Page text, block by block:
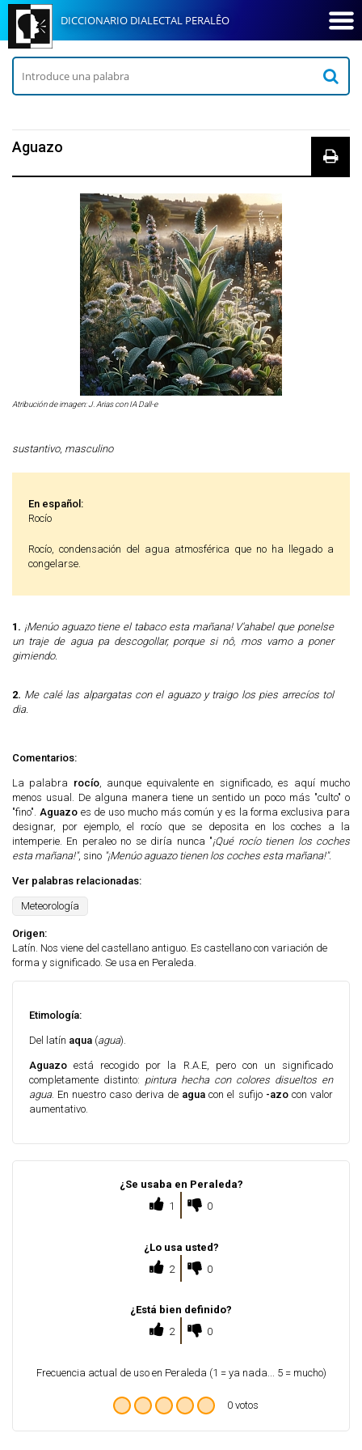
DICCIONARIO DIALECTAL PERALÊO
Aguazo
Atribución de imagen: J. Arias con IA Dall-e
sustantivo, masculino
En español:
Rocío
Rocío, condensación del agua atmosférica que no ha llegado a
congelarse.
1. ¡Menúo aguazo tiene el tabaco esta mañana! V'ahabel que ponelse
un traje de agua pa descogollar, porque si nô, mos vamo a poner
gimiendo.
2. Me calé las alpargatas con el aguazo y traigo los pies arrecíos tol
dia.
Comentarios:
La palabra rocío, aunque equivalente en significado, es aquí mucho
menos usual. De alguna manera tiene un sentido un poco más "culto" o
"fino". Aguazo es de uso mucho más común y es la forma exclusiva para
designar, por ejemplo, el rocío que se deposita en los coches a la
intemperie. En peraleo no se diría nunca "¡Qué rocío tienen los coches
esta mañana!", sino "¡Menúo aguazo tienen los coches esta mañana!".
Ver palabras relacionadas:
Meteorología
Origen:
Latín. Nos viene del castellano antiguo. Es castellano con variación de
forma y significado. Se usa en Peraleda.
Etimología:
Del latín aqua (agua).
Aguazoestá recogido por la R.A.E, pero con un significado
completamente distinto: pintura hecha con colores disueltos en
agua. En nuestro caso deriva de aguacon el sufijo -azocon valor
aumentativo.
¿Se usaba en Peraleda?
1
0
¿Lo usa usted?
2
0
¿Está bien definido?
2
0
Frecuencia actual de uso en Peraleda (1 = ya nada... 5 = mucho)
0 votos